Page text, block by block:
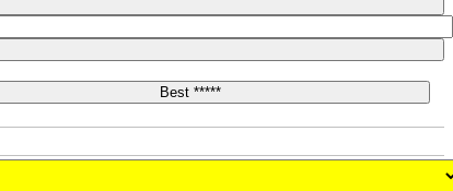
Best *****